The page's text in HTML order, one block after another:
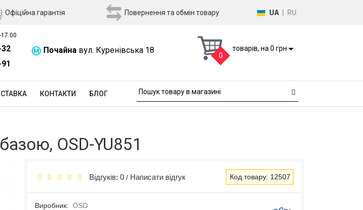
Офіційна гарантія Повернення та обмін товару UA RU
Почайна вул. Куренівська 18
0
товарів, на 0 грн
КОНТАКТИ БЛОГ
OSD-YU851
Відгуків: 0 / Написати відгук Код товару: 12507
Виробник: OSD